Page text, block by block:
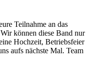
Teilnahme an das
können diese Band nur
Hochzeit, Betriebsfeier
aufs nächste Mal. Team